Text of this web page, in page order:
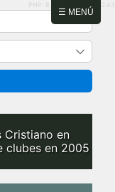
☰ MENÚ
PHP: 8.2.31 | MySQL: 8.0.43
Cristiano en
clubes en 2005